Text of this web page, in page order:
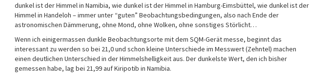
dunkel ist der Himmel in Namibia, wie dunkel ist der Himmel in Hamburg-Eimsbüttel, wie dunkel ist der
Himmel in Handeloh – immer unter “guten” Beobachtungsbedingungen, also nach Ende der
astronomischen Dämmerung, ohne Mond, ohne Wolken, ohne sonstiges Störlicht…
Wenn ich einigermassen dunkle Beobachtungsorte mit dem SQM-Gerät messe, beginnt das
interessant zu werden so bei 21,0 und schon kleine Unterschiede im Messwert (Zehntel) machen
einen deutlichen Unterschied in der Himmelshelligkeit aus. Der dunkelste Wert, den ich bisher
gemessen habe, lag bei 21,99 auf Kiripotib in Namibia.